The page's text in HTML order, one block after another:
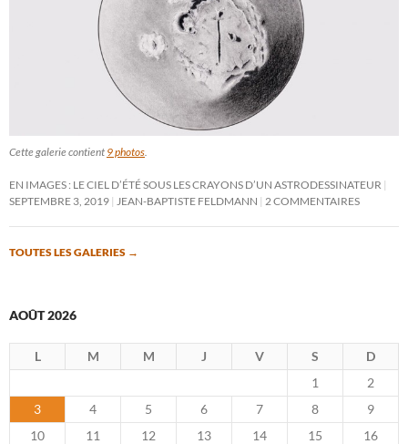
Cette galerie contient 9 photos
EN IMAGES : LE CIEL D’ÉTÉ SOUS LES CRAYONS D’UN ASTRODESSINATEUR
SEPTEMBRE 3, 2019
JEAN-BAPTISTE FELDMANN 2 COMMENTAIRES
TOUTES LES GALERIES →
AOÛT 2026
L M M J V S
D
1
2
3
4 5 6 7 8
9
10
11 12 13 14 15
16